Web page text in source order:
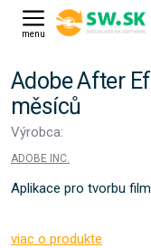
menu
Adobe After
měsíců
Výrobca:
ADOBE INC.
Aplikace pro tvorbu
viac o produkte